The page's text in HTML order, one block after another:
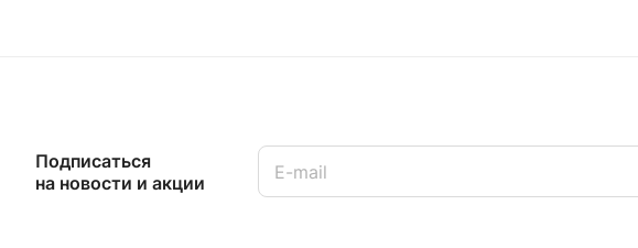
Подписаться
на новости и акции